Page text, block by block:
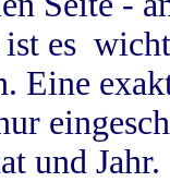
es
Eine
und Jahr.